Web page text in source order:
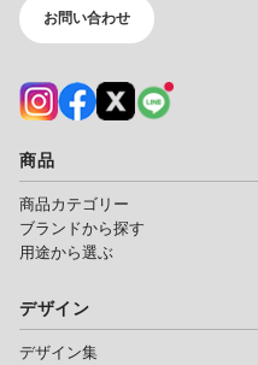
お問い合わせ
商品
商品カテゴリー
ブランドから探す
用途から選ぶ
デザイン
デザイン集